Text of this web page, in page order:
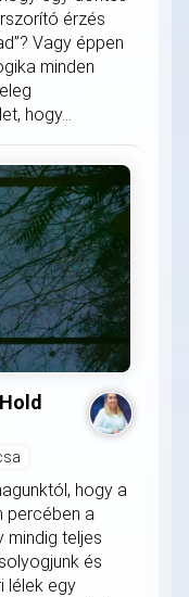
érzés
Vagy éppen
minden
hogy...
hogy a
percében a
mindig teljes
és
lélek egy